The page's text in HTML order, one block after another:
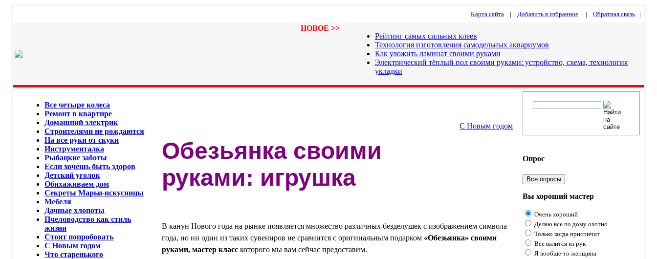
Карта сайта | Добавить в избранное | Обратная связь |
НОВОЕ >>
Рейтинг самых сильных клеев
Технология изготовления самодельных аквариумов
Как уложить ламинат своими руками
Электрический тёплый пол своими руками: устройство, схема, технология
укладки
Все четыре колеса
Ремонт в квартире
Домашний электрик
Строителями не рождаются
На все руки от скуки
Инструменталка
Рыбацкие заботы
Если хочешь быть здоров
Детский уголок
Обихаживаем дом
Секреты Марьи-искусницы
Мебеля
Дачные хлопоты
Пчеловодство как стиль
жизни
Стоит попробовать
С Новым годом
Что старенького
Обезьянка своими
руками: игрушка
С Новым годом
В канун Нового года на рынке появляется множество различных безделушек с изображением символа
года, но ни один из таких сувениров не сравнится с оригинальным подарком «Обезьянка» своими
руками, мастер класс которого мы вам сейчас предоставим.
Опрос
Все опросы
Вы хороший мастер
Очень хороший
Делаю все по дому охотно
Только когда приспичит
Все валится из рук
Я вообще-то женщина